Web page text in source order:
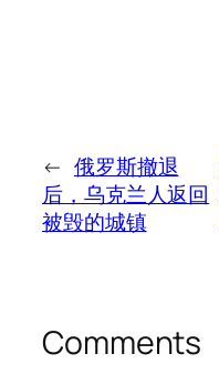
← 俄罗斯撤退
后，乌克兰人返回
被毁的城镇
Comments